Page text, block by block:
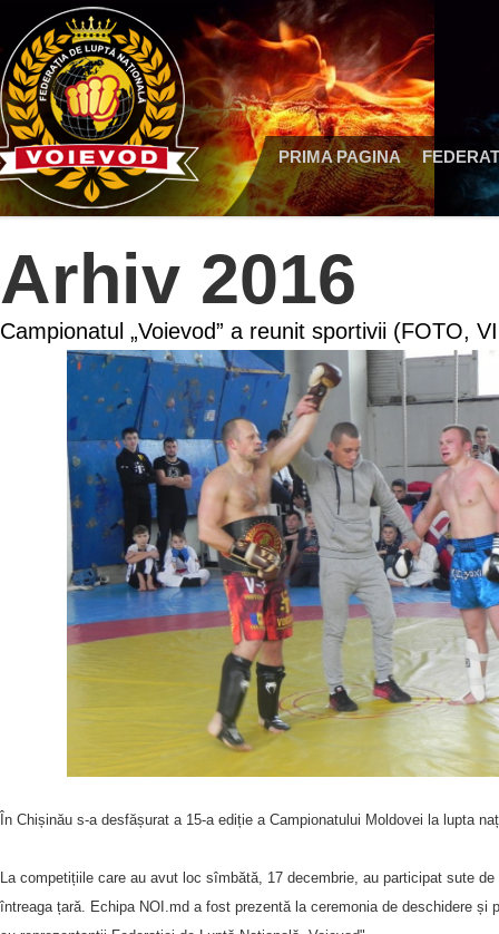
PRIMA PAGINA
Arhiv 2016
Campionatul „Voievod” a reunit sportivii (FOTO,
În Chișinău s-a desfășurat a 15-a ediție a Campionatului Moldovei la lupta
La competițiile care au avut loc sîmbătă, 17 decembrie, au participat sute
întreaga țară. Echipa NOI.md a fost prezentă la ceremonia de deschidere și